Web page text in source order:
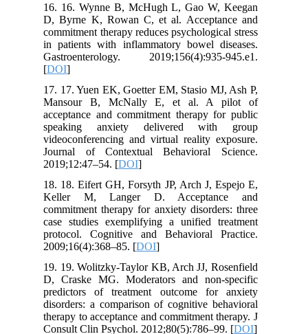
16. 16. Wynne B, McHugh L, Gao W, Keegan
D, Byrne K, Rowan C, et al. Acceptance and
commitment therapy reduces psychological stress
in patients with inflammatory bowel diseases.
Gastroenterology. 2019;156(4):935-945.e1.
[DOI
17. 17. Yuen EK, Goetter EM, Stasio MJ, Ash P,
Mansour B, McNally E, et al. A pilot of
acceptance and commitment therapy for public
speaking anxiety delivered with group
videoconferencing and virtual reality exposure.
Journal of Contextual Behavioral Science.
2019;12:47–54. [DOI
18. 18. Eifert GH, Forsyth JP, Arch J, Espejo E,
Keller M, Langer D. Acceptance and
commitment therapy for anxiety disorders: three
case studies exemplifying a unified treatment
protocol. Cognitive and Behavioral Practice.
2009;16(4):368–85. [DOI
19. 19. Wolitzky-Taylor KB, Arch JJ, Rosenfield
D, Craske MG. Moderators and non-specific
predictors of treatment outcome for anxiety
disorders: a comparison of cognitive behavioral
therapy to acceptance and commitment therapy. J
Consult Clin Psychol. 2012;80(5):786–99. [DOI